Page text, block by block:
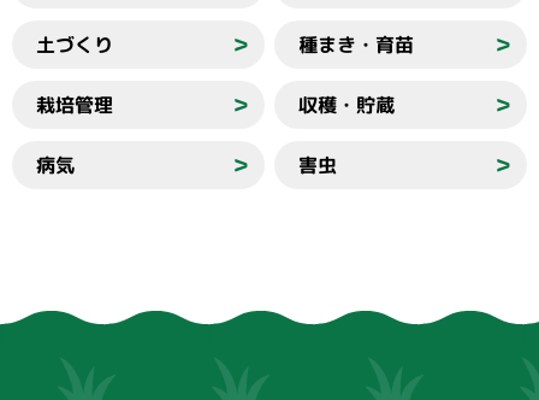
土づくり ＞ 種まき・育苗 ＞
栽培管理 ＞ 収穫・貯蔵 ＞
病気 ＞ 害虫 ＞